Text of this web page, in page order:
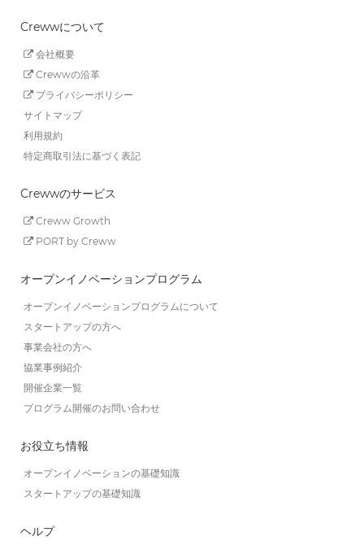
Crewwについて
会社概要
Crewwの沿革
プライバシーポリシー
サイトマップ
利用規約
特定商取引法に基づく表記
Crewwのサービス
Creww Growth
PORT by Creww
オープンイノベーションプログラム
オープンイノベーションプログラムについて
スタートアップの方へ
事業会社の方へ
協業事例紹介
開催企業一覧
プログラム開催のお問い合わせ
お役立ち情報
オープンイノベーションの基礎知識
スタートアップの基礎知識
ヘルプ